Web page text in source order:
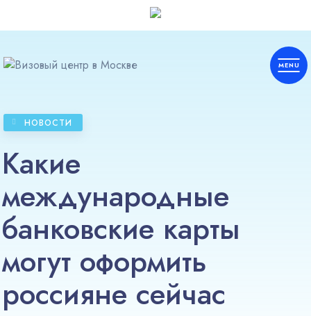
НОВОСТИ
Какие
международные
банковские карты
могут оформить
россияне сейчас
Америка
Африка